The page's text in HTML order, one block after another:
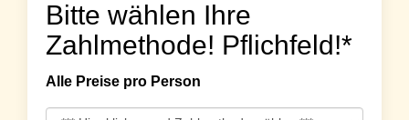
Bitte wählen Ihre
Zahlmethode! Pflichfeld!*
Alle Preise pro Person